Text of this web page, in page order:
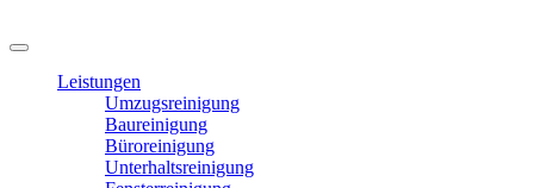
Leistungen
Umzugsreinigung
Baureinigung
Büroreinigung
Unterhaltsreinigung